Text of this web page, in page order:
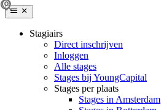
Stagiairs
Direct inschrijven
Inloggen
Alle stages
Stages bij YoungCapital
Stages per plaats
Stages in Amsterdam